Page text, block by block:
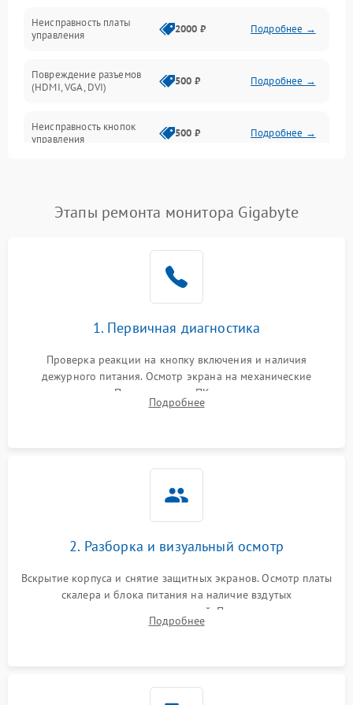
Неисправность платы
управления
2000 ₽ Подробнее →
Повреждение разъемов
(HDMI, VGA, DVI)
500 ₽ Подробнее →
Неисправность кнопок
управления
500 ₽ Подробнее →
Повреждение кабеля
Подробнее →
1000 ₽
Поломка системы
автоматического
1000 ₽ Подробнее →
Неисправность системы
1000 ₽
защиты от замыкания
1000 ₽ Подробнее →
1000 ₽
Этапы ремонта монитора Gigabyte
1. Первичная диагностика
Проверка реакции на кнопку включения и наличия
дежурного питания. Осмотр экрана на механические
повреждения. Подключение к ПК для оценки вывода
изображения, работы подсветки и выявления артефактов на
Подробнее
2. Разборка и визуальный осмотр
Вскрытие корпуса и снятие защитных экранов. Осмотр платы
скалера и блока питания на наличие вздутых
конденсаторов, прогаров, окислений. Проверка надежности
контактов и целостности шлейфов матрицы.
Подробнее